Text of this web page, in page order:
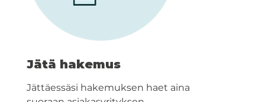
Jätä hakemus
Jättäessäsi hakemuksen haet aina